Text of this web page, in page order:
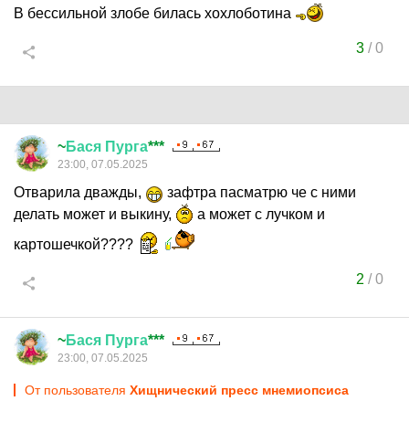
В бессильной злобе билась хохлоботина
3/0
~Бася Пурга***
23:00, 07.05.2025
Отварила дважды,
зафтра пасматрю че с ними
делать может и выкину,
а может с лучком и
картошечкой????
2 /0
~Бася Пурга***
23:00, 07.05.2025
От пользователя Хищнический пресс мнемиопсиса